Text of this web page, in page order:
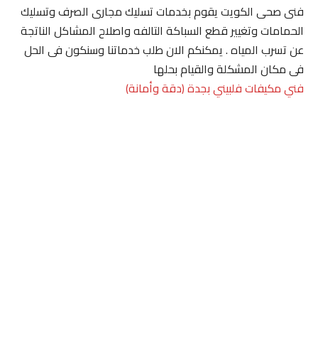
فنى صحى الكويت يقوم بخدمات تسليك مجارى الصرف وتسليك
الحمامات وتغيير قطع السباكة التالفه واصلاح المشاكل الناتجة
عن تسرب المياه . يمكنكم الان طلب خدماتنا وسنكون فى الحل
فى مكان المشكلة والقيام بحلها
فني مكيفات فلبيني بجدة (دقة وأمانة)